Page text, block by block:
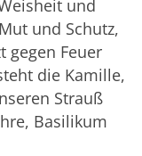
und
und Schutz,
gegen Feuer
die Kamille,
Strauß
Basilikum